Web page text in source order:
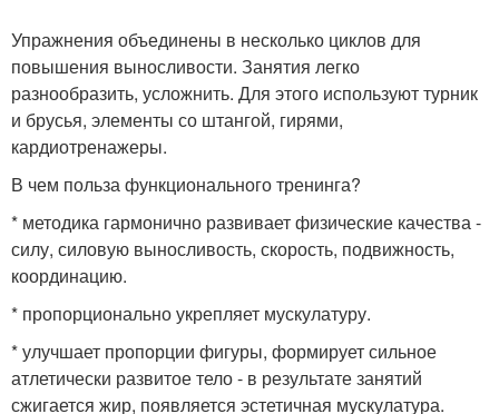
Упражнения объединены в несколько циклов для
повышения выносливости. Занятия легко
разнообразить, усложнить. Для этого используют турник
и брусья, элементы со штангой, гирями,
кардиотренажеры.
В чем польза функционального тренинга?
* методика гармонично развивает физические качества -
силу, силовую выносливость, скорость, подвижность,
координацию.
* пропорционально укрепляет мускулатуру.
* улучшает пропорции фигуры, формирует сильное
атлетически развитое тело - в результате занятий
сжигается жир, появляется эстетичная мускулатура.